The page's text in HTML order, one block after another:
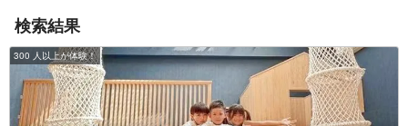
検索結果
300 人以上が体験！